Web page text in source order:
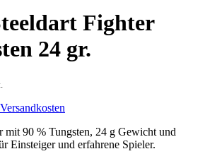
Fighter
24 gr.
Versandkosten
mit 90 % Tungsten, 24 g Gewicht und
Einsteiger und erfahrene Spieler.